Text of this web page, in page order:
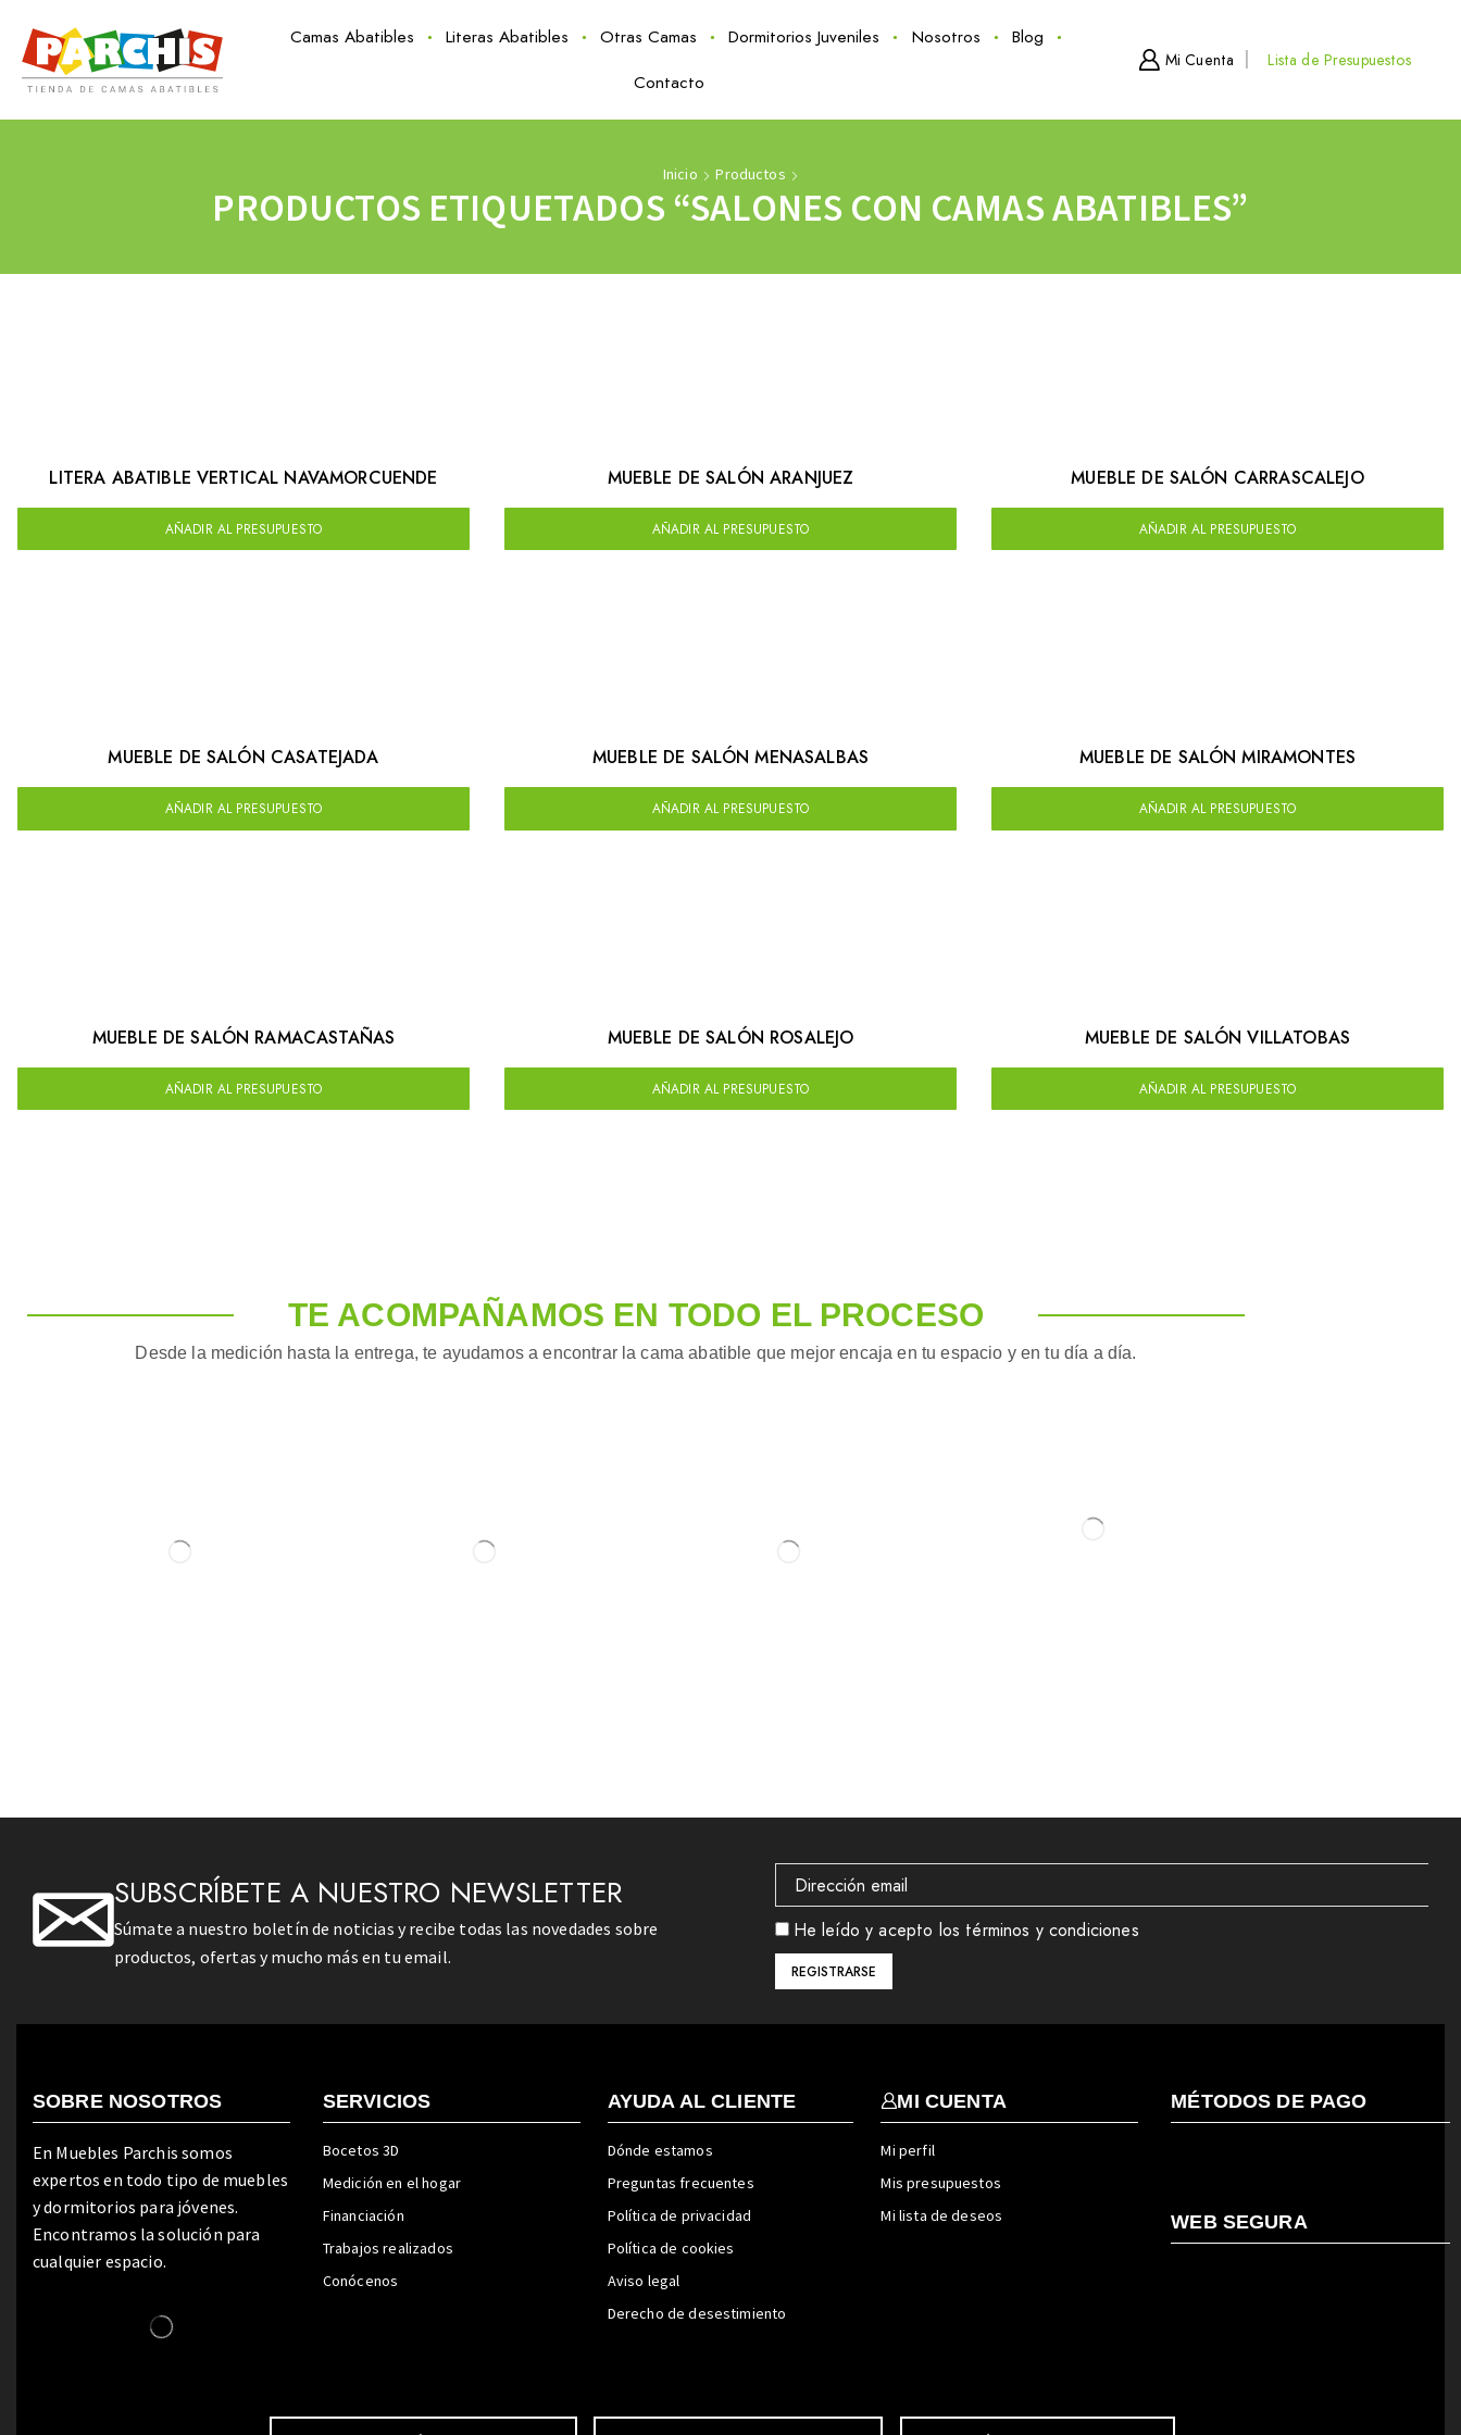
Camas Abatibles Literas Abatibles Otras Camas Dormitorios Juveniles Nosotros
Blog
Contacto
Mi Cuenta Lista de Presupuestos
Inicio Productos
PRODUCTOS ETIQUETADOS “SALONES CON CAMAS ABATIBLES”
LITERA ABATIBLE VERTICAL NAVAMORCUENDE
AÑADIR AL PRESUPUESTO
MUEBLE DE SALÓN ARANJUEZ
AÑADIR AL PRESUPUESTO
MUEBLE DE SALÓN CARRASCALEJO
AÑADIR AL PRESUPUESTO
MUEBLE DE SALÓN CASATEJADA
AÑADIR AL PRESUPUESTO
MUEBLE DE SALÓN MENASALBAS
AÑADIR AL PRESUPUESTO
MUEBLE DE SALÓN MIRAMONTES
AÑADIR AL PRESUPUESTO
MUEBLE DE SALÓN RAMACASTAÑAS
AÑADIR AL PRESUPUESTO
MUEBLE DE SALÓN ROSALEJO
AÑADIR AL PRESUPUESTO
MUEBLE DE SALÓN VILLATOBAS
AÑADIR AL PRESUPUESTO
TE ACOMPAÑAMOS EN TODO EL PROCESO
Desde la medición hasta la entrega, te ayudamos a encontrar la cama abatible que mejor encaja en tu espacio y en tu día a día.
SUBSCRÍBETE A NUESTRO NEWSLETTER
Súmate a nuestro boletín de noticias y recibe todas las novedades sobre
productos, ofertas y mucho más en tu email.
He leído y acepto los términos y condiciones
SOBRE NOSOTROS
En Muebles Parchis somos
expertos en todo tipo de muebles
y dormitorios para jóvenes.
Encontramos la solución para
cualquier espacio.
SERVICIOS
Bocetos 3D
Medición en el hogar
Financiación
Trabajos realizados
Conócenos
AYUDA AL CLIENTE
Dónde estamos
Preguntas frecuentes
Política de privacidad
Política de cookies
Aviso legal
Derecho de desestimiento
MI CUENTA
Mi perfil
Mis presupuestos
Mi lista de deseos
MÉTODOS DE PAGO
WEB SEGURA